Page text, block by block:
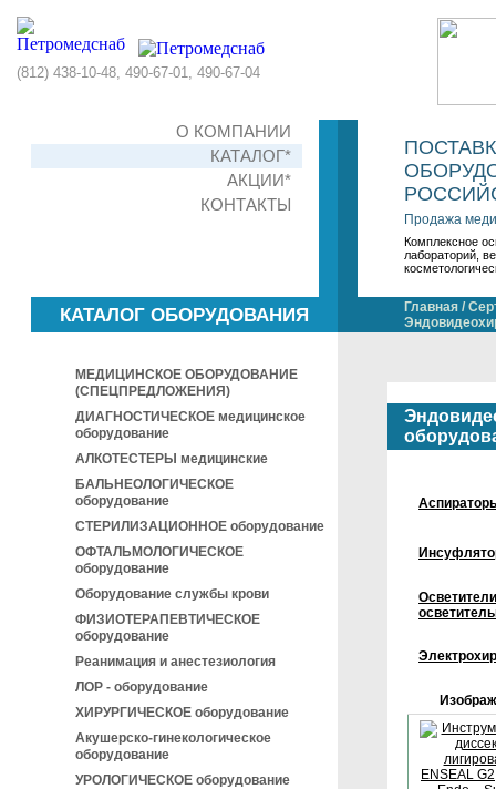
(812) 438-10-48, 490-67-01, 490-67-04
О КОМПАНИИ
КАТАЛОГ*
АКЦИИ*
КОНТАКТЫ
Продажа
Комплексное
лабораторий,
КАТАЛОГ ОБОРУДОВАНИЯ
МЕДИЦИНСКОЕ ОБОРУДОВАНИЕ
(СПЕЦПРЕДЛОЖЕНИЯ)
ДИАГНОСТИЧЕСКОЕ медицинское
оборудование
АЛКОТЕСТЕРЫ медицинские
БАЛЬНЕОЛОГИЧЕСКОЕ
оборудование
СТЕРИЛИЗАЦИОННОЕ оборудование
ОФТАЛЬМОЛОГИЧЕСКОЕ
оборудование
Оборудование службы крови
ФИЗИОТЕРАПЕВТИЧЕСКОЕ
оборудование
Реанимация и анестезиология
ЛОР - оборудование
ХИРУРГИЧЕСКОЕ оборудование
Акушерско-гинекологическое
оборудование
УРОЛОГИЧЕСКОЕ оборудование
Главная /